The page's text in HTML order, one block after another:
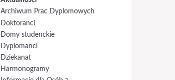
Archiwum Prac Dyplomowych
Doktoranci
Domy studenckie
Dyplomanci
Dziekanat
Harmonogramy